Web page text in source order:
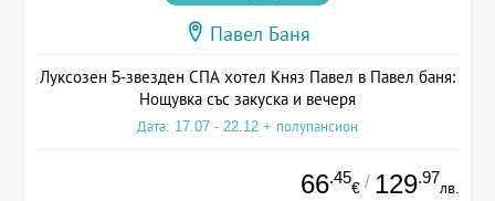
Павел Баня
Луксозен 5-звезден СПА хотел Княз Павел в Павел баня:
Нощувка със закуска и вечеря
Дата: 17.07 - 22.12 + полупансион
66.45
€ / 129.97
лв.